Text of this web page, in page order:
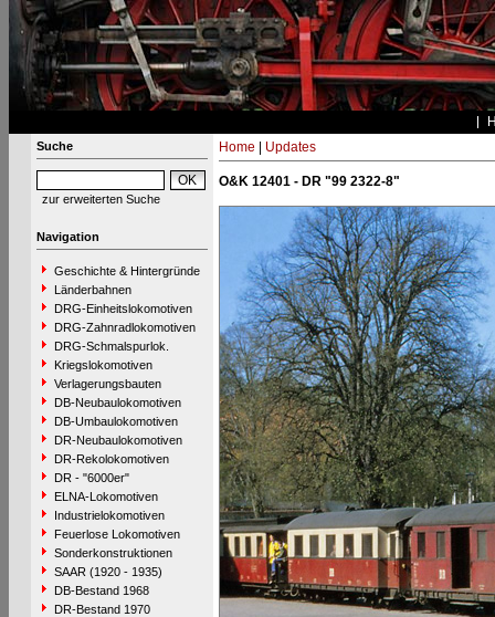
Suche
zur erweiterten Suche
Navigation
Geschichte & Hintergründe
Länderbahnen
DRG-Einheitslokomotiven
DRG-Zahnradlokomotiven
DRG-Schmalspurlok.
Kriegslokomotiven
Verlagerungsbauten
DB-Neubaulokomotiven
DB-Umbaulokomotiven
DR-Neubaulokomotiven
DR-Rekolokomotiven
DR - "6000er"
ELNA-Lokomotiven
Industrielokomotiven
Feuerlose Lokomotiven
Sonderkonstruktionen
SAAR (1920 - 1935)
DB-Bestand 1968
DR-Bestand 1970
Home Updates
O&K 12401 - DR "99 2322-8"